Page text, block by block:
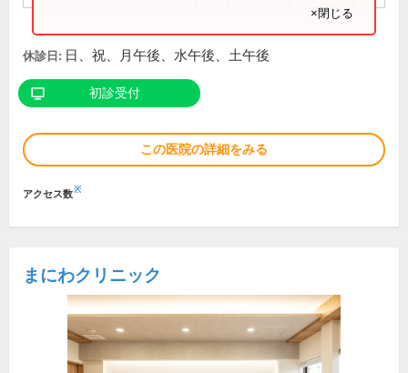
×閉じる
休診日: 日、祝、月午後、水午後、土午後
初診受付
この医院の詳細をみる
アクセス数※
まにわクリニック